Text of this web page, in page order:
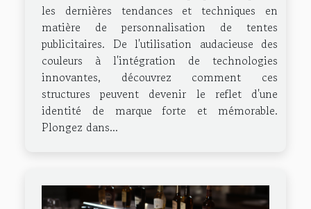
les dernières tendances et techniques en
matière de personnalisation de tentes
publicitaires. De l'utilisation audacieuse des
couleurs à l'intégration de technologies
innovantes, découvrez comment ces
structures peuvent devenir le reflet d'une
identité de marque forte et mémorable.
Plongez dans...